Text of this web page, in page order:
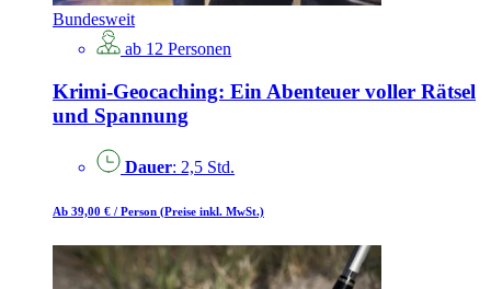
Bundesweit
ab 12 Personen
Krimi-Geocaching: Ein Abenteuer voller Rätsel
und Spannung
Dauer: 2,5 Std.
Ab 39,00 € / Person (Preise inkl. MwSt.)